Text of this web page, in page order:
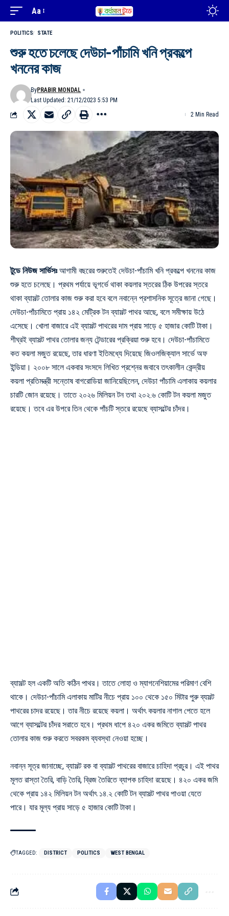
Aa
POLITICS STATE
শুরু হতে চলেছে দেউচা-পাঁচামি খনি প্রকল্পে
খননের কাজ
Last Updated: 21/12/2023 5:53 PM
ByPRABIR MONDAL
2 Min Read
টুডে নিউজ সার্ভিসঃআগামী বছরের শুরুতেই দেউচা-পাঁচামি খনি প্রকল্পে খননের কাজ
শুরু হতে চলেছে। প্রথম পর্যায়ে ভূগর্ভে থাকা কয়লার স্তরের ঠিক উপরের স্তরে
থাকা ব্যাসল্ট তোলার কাজ শুরু করা হবে বলে নবান্নে প্রশাসনিক সূত্রে জানা গেছে।
দেউচা-পাঁচামিতে প্রায় ১৪২ মেট্রিক টন ব্যাসল্ট পাথর আছে, বলে সমীক্ষায় উঠে
এসেছে। খোলা বাজারে এই ব্যাসল্ট পাথরের দাম প্রায় সাড়ে ৫ হাজার কোটি টাকা।
শীঘ্রই ব্যাসল্ট পাথর তোলার জন্য টেন্ডারের প্রক্রিয়া শুরু হবে। দেউচা-পাঁচামিতে
কত কয়লা মজুত রয়েছে, তার ধারণা ইতিমধ্যে দিয়েছে জিওলজিক্যাল সার্ভে অফ
ইন্ডিয়া। ২০০৮ সালে একবার সংসদে লিখিত প্রশ্নের জবাবে তৎকালীন কেন্দ্রীয়
কয়লা প্রতিমন্ত্রী সন্তোষ বাগরোডিয়া জানিয়েছিলেন, দেউচা পাঁচামি এলাকায় কয়লার
চারটি জোন রয়েছে। তাতে ২০২৬ মিলিয়ন টন তথা ২০২.৬ কোটি টন কয়লা মজুত
রয়েছে। তবে এর উপরে তিন থেকে পাঁচটি স্তরে রয়েছে ব্যাসল্টের চাঁদর।
ব্যাসল্ট হল একটি অতি কঠিন পাথর। তাতে লোহা ও ম্যাগনেশিয়ামের পরিমাণ বেশি
থাকে। দেউচা-পাঁচামি এলাকায় মাটির নীচে প্রায় ১০০ থেকে ১৫০ মিটার পুরু ব্যসল্ট
পাথরের চাদর রয়েছে। তার নীচে রয়েছে কয়লা। অর্থাৎ কয়লার নাগাল পেতে হলে
আগে ব্যাসল্টের চাঁদর সরাতে হবে। প্রথম ধাপে ৪২০ একর জমিতে ব্যাসল্ট পাথর
তোলার কাজ শুরু করতে সবরকম ব্যবস্থা নেওয়া হচ্ছে।
নবান্ন সূত্র জানাচ্ছে, ব্যাসল্ট রক বা ব্যাসল্ট পাথরের বাজারে চাহিদা প্রচুর। এই পাথর
মূলত রাস্তা তৈরি, বাড়ি তৈরি, ব্রিজ তৈরিতে ব্যাপক চাহিদা রয়েছে। ৪২০ একর জমি
থেকে প্রায় ১৪২ মিলিয়ন টন অর্থাৎ ১৪.২ কোটি টন ব্যাসল্ট পাথর পাওয়া যেতে
পারে। যার মূল্য প্রায় সাড়ে ৫ হাজার কোটি টাকা।
TAGGED: DISTRICT POLITICS WEST BENGAL